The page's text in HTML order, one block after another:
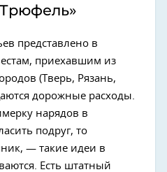
представлено в
приехавшим из
(Тверь, Рязань,
дорожные расходы.
нарядов в
подруг, то
— такие идеи в
Есть штатный